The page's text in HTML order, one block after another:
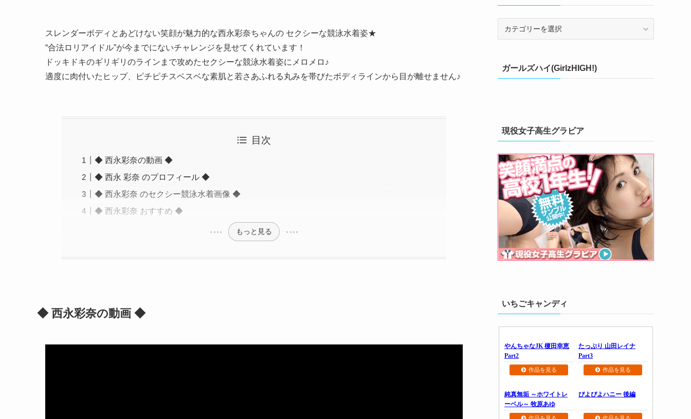
スレンダーボディとあどけない笑顔が魅力的な西永彩奈ちゃんの セクシーな競泳水着姿★
“合法ロリアイドル”が今までにないチャレンジを見せてくれています！
ドッキドキのギリギリのラインまで攻めたセクシーな競泳水着姿にメロメロ♪
適度に肉付いたヒップ、ピチピチスベスベな素肌と若さあふれる丸みを帯びたボディラインから目が離せません♪
目次
◆ 西永彩奈の動画 ◆
◆ 西永 彩奈 のプロフィール ◆
◆ 西永彩奈 のセクシー競泳水着画像 ◆
◆ 西永彩奈 おすすめ ◆
もっと見る
◆ 西永彩奈の動画 ◆
ーガールズハイ(GirlzHIGH!)
現役女子高生グラビア
いちごキャンディ